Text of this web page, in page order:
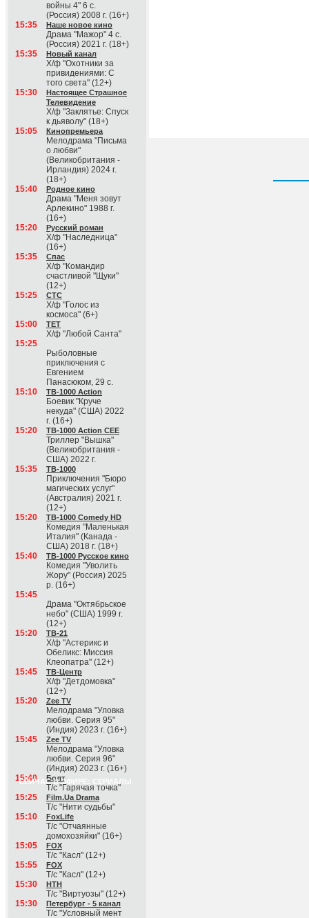
войны 4" 6 с.
(Россия) 2008 г. (16+)
15:35
Наше новое кино
Драма "Мажор" 4 с.
(Россия) 2021 г. (18+)
15:35
Новый канал
Х/ф "Охотники за
привидениями: С
того света" (12+)
15:30
Настоящее Страшное
Телевидение
Х/ф "Заклятье: Спуск
к дьяволу" (18+)
15:05
Кинопремьера
Мелодрама "Письма
о любви"
(Великобритания -
Ирландия) 2024 г.
(18+)
15:40
Родное кино
Драма "Меня зовут
Арлекино" 1988 г.
(16+)
15:20
Русский роман
Х/ф "Наследница"
(16+)
15:35
Спас
Х/ф "Командир
счастливой "Щуки"
(12+)
15:25
СТС
Х/ф "Голос из
космоса" (6+)
15:00
ТЕТ
Х/ф "Любой Санта"
15:25
Рыболовные
приключения с
Евгением
Панасюком, 29 с.
15:10
ТВ-1000 Action
Боевик "Круче
некуда" (США) 2022
г. (16+)
15:20
ТВ-1000 Action CEE
Триллер "Вышка"
(Великобритания -
США) 2022 г.
15:35
ТВ-1000
Приключения "Бюро
магических услуг"
(Австралия) 2021 г.
(12+)
15:20
ТВ-1000 Comedy HD
Комедия "Маленькая
Италия" (Канада -
США) 2018 г. (18+)
15:40
ТВ-1000 Русское кино
Комедия "Уволить
Жору" (Россия) 2025
р. (16+)
15:45
Драма "Октябрьское
небо" (США) 1999 г.
(12+)
15:20
ТВ-21
Х/ф "Астерикс и
Обеликс: Миссия
Клеопатра" (12+)
15:45
ТВ-Центр
Х/ф "Детдомовка"
(12+)
15:20
Zee TV
Мелодрама "Уловка
любви. Серия 95"
(Индия) 2023 г. (16+)
15:45
Zee TV
Мелодрама "Уловка
любви. Серия 96"
(Индия) 2023 г. (16+)
СЕЙЧАС В ЭФИРЕ: СЕРИАЛЫ
15:40 Болт
Т/с "Гарячая точка"
15:25
Film.Ua Drama
Т/с "Нити судьбы"
15:10
FoxLife
Т/с "Отчаянные
домохозяйки" (16+)
15:05
FOX
Т/с "Касл" (12+)
15:55
FOX
Т/с "Касл" (12+)
15:30
НТН
Т/с "Виртуозы" (12+)
15:30
Петербург - 5 канал
Т/с "Условный мент